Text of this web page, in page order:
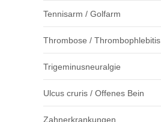
Tennisarm / Golfarm
Thrombose / Thrombophlebitis
Trigeminusneuralgie
Ulcus cruris / Offenes Bein
Zahnerkrankungen